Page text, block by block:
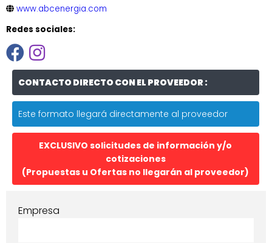
www.abcenergia.com
Redes sociales:
CONTACTO DIRECTO CON EL PROVEEDOR :
Este formato llegará directamente al proveedor
EXCLUSIVO solicitudes de información y/o
cotizaciones
(Propuestas u Ofertas no llegarán al proveedor)
Empresa